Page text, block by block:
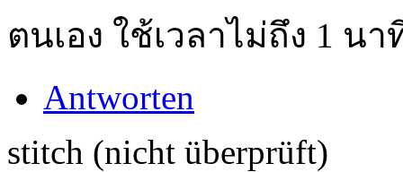
ตนเอง ใช้เวลาไม่ถึง 1 น
Antworten
stitch (nicht überprüft)